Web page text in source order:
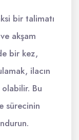
bir talimatı
akşam
bir kez,
ilacın
olabilir. Bu
sürecinin